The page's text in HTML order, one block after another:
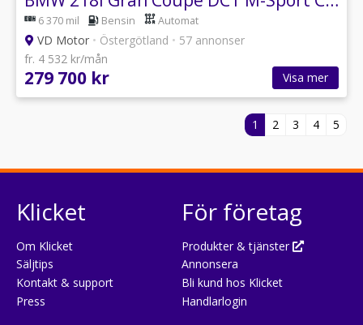
6 370 mil Bensin Automat
VD Motor • Östergötland • 57 annonser
fr. 4 532 kr/mån
279 700 kr Visa mer
1 2 3 4 5
Klicket
Om Klicket
Säljtips
Kontakt & support
Press
För företag
Produkter & tjänster
Annonsera
Bli kund hos Klicket
Handlarlogin